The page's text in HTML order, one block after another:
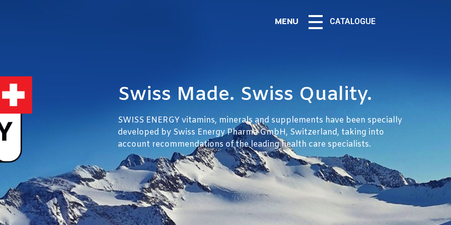
MENU CATALOGUE
Swiss Made. Swiss Quality.
SWISS ENERGY vitamins, minerals and supplements have been specially
developed by Swiss Energy Pharma GmbH, Switzerland, taking into
account recommendations of the leading health care specialists.